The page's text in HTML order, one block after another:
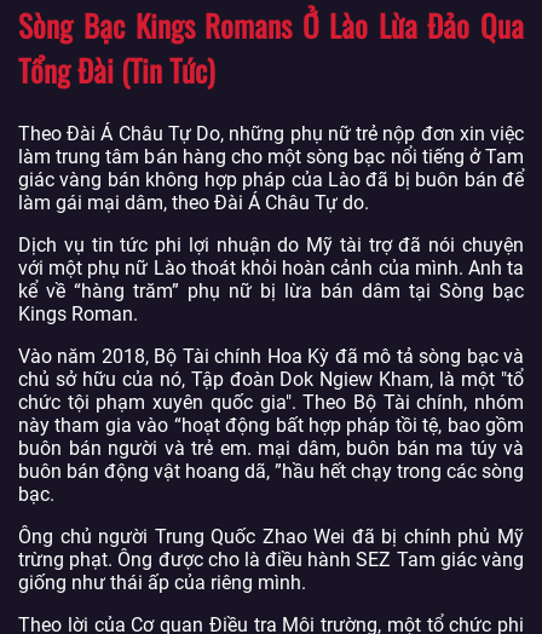
Sòng Bạc Kings Romans Ở Lào Lừa Đảo Qua
Tổng Đài (Tin Tức)
Theo Đài Á Châu Tự Do, những phụ nữ trẻ nộp đơn xin việc
làm trung tâm bán hàng cho một sòng bạc nổi tiếng ở Tam
giác vàng bán không hợp pháp của Lào đã bị buôn bán để
làm gái mại dâm, theo Đài Á Châu Tự do.
Dịch vụ tin tức phi lợi nhuận do Mỹ tài trợ đã nói chuyện
với một phụ nữ Lào thoát khỏi hoàn cảnh của mình. Anh ta
kể về “hàng trăm” phụ nữ bị lừa bán dâm tại Sòng bạc
Kings Roman.
Vào năm 2018, Bộ Tài chính Hoa Kỳ đã mô tả sòng bạc và
chủ sở hữu của nó, Tập đoàn Dok Ngiew Kham, là một "tổ
chức tội phạm xuyên quốc gia". Theo Bộ Tài chính, nhóm
này tham gia vào “hoạt động bất hợp pháp tồi tệ, bao gồm
buôn bán người và trẻ em. mại dâm, buôn bán ma túy và
buôn bán động vật hoang dã, ”hầu hết chạy trong các sòng
bạc.
Ông chủ người Trung Quốc Zhao Wei đã bị chính phủ Mỹ
trừng phạt. Ông được cho là điều hành SEZ Tam giác vàng
giống như thái ấp của riêng mình.
Theo lời của Cơ quan Điều tra Môi trường, một tổ chức phi